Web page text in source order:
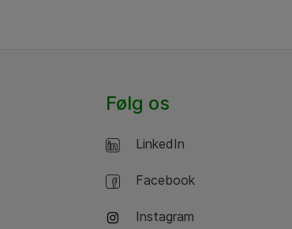
Følg os
LinkedIn
Facebook
Instagram